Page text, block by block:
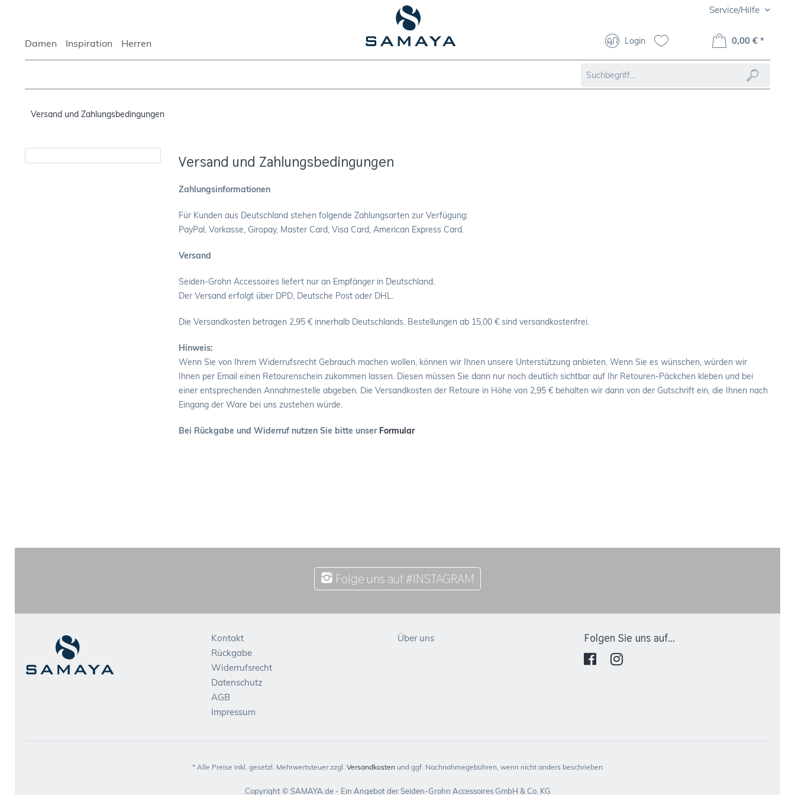
Service/Hilfe
Damen Inspiration Herren Login 0,00 € *
Versand und Zahlungsbedingungen
Versand und Zahlungsbedingungen
Zahlungsinformationen
Für Kunden aus Deutschland stehen folgende Zahlungsarten zur Verfügung:
PayPal, Vorkasse, Giropay, Master Card, Visa Card, American Express Card.
Versand
Seiden-Grohn Accessoires liefert nur an Empfänger in Deutschland.
Der Versand erfolgt über DPD, Deutsche Post oder DHL.
Die Versandkosten betragen 2,95 € innerhalb Deutschlands. Bestellungen ab 15,00 € sind versandkostenfrei.
Hinweis:
Wenn Sie von Ihrem Widerrufsrecht Gebrauch machen wollen, können wir Ihnen unsere Unterstützung anbieten. Wenn Sie es wünschen, würden wir
Ihnen per Email einen Retourenschein zukommen lassen. Diesen müssen Sie dann nur noch deutlich sichtbar auf Ihr Retouren-Päckchen kleben und bei
einer entsprechenden Annahmestelle abgeben. Die Versandkosten der Retoure in Höhe von 2,95 € behalten wir dann von der Gutschrift ein, die Ihnen nach
Eingang der Ware bei uns zustehen würde.
Bei Rückgabe und Widerruf nutzen Sie bitte unser Formular
Folge uns auf #INSTAGRAM
Kontakt
Rückgabe
Widerrufsrecht
Datenschutz
AGB
Impressum
Über uns Folgen Sie uns auf...
* Alle Preise inkl. gesetzl. Mehrwertsteuer zzgl. Versandkosten und ggf. Nachnahmegebühren, wenn nicht anders beschrieben
Copyright © SAMAYA.de - Ein Angebot der Seiden-Grohn Accessoires GmbH & Co. KG